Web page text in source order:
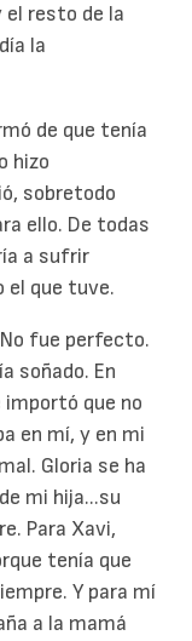
el resto de la
la
de que tenía
hizo
sobretodo
ello. De todas
a sufrir
el que tuve.
fue perfecto.
soñado. En
que no
en mí, y en mi
Gloria se ha
mi hija...su
Para Xavi,
tenía que
Y para mí
a la mamá